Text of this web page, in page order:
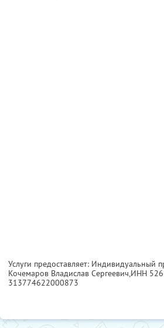
Услуги предоставляет: Индивидуальный
Кочемаров Владислав Сергеевич,ИНН
313774622000873